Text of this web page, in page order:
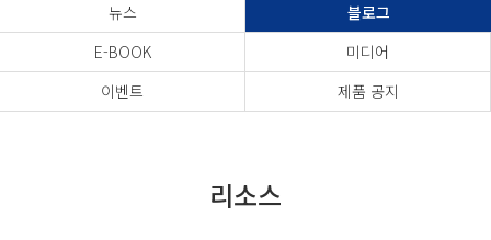
뉴스
블로그
E-BOOK
미디어
이벤트
제품 공지
리소스